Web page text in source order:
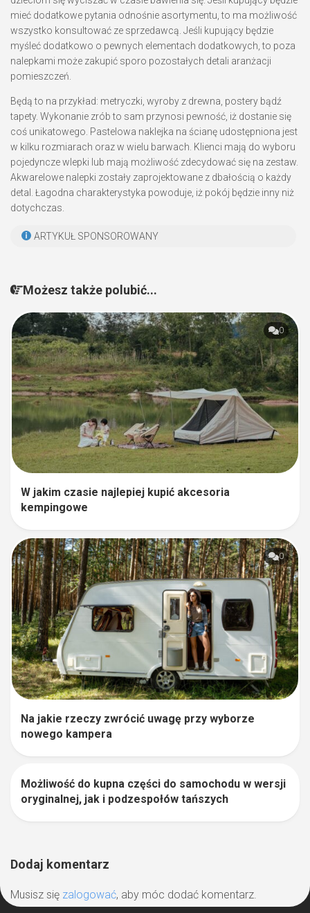
mieć dodatkowe pytania odnośnie asortymentu, to ma możliwość
wszystko konsultować ze sprzedawcą. Jeśli kupujący będzie
myśleć dodatkowo o pewnych elementach dodatkowych, to poza
nalepkami może zakupić sporo pozostałych detali aranżacji
pomieszczeń.
Będą to na przykład: metryczki, wyroby z drewna, postery bądź
tapety. Wykonanie zrób to sam przynosi pewność, iż dostanie się
coś unikatowego. Pastelowa naklejka na ścianę udostępniona jest
w kilku rozmiarach oraz w wielu barwach. Klienci mają do wyboru
pojedyncze wlepki lub mają możliwość zdecydować się na zestaw.
Akwarelowe nalepki zostały zaprojektowane z dbałością o każdy
detal. Łagodna charakterystyka powoduje, iż pokój będzie inny niż
dotychczas.
ARTYKUŁ SPONSOROWANY
Możesz także polubić...
0
W jakim czasie najlepiej kupić akcesoria
kempingowe
0
Na jakie rzeczy zwrócić uwagę przy wyborze
nowego kampera
1
Możliwość do kupna części do samochodu w wersji
oryginalnej, jak i podzespołów tańszych
Dodaj komentarz
Musisz się zalogować, aby móc dodać komentarz.